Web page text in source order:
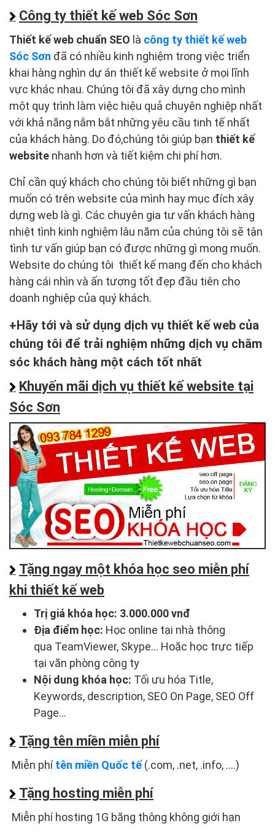
Công ty thiết kế web Sóc Sơn
Thiết kế web chuẩn SEO là công ty thiết kế web
Sóc Sơn đã có nhiều kinh nghiệm trong việc triển
khai hàng nghìn dự án thiết kế website ở mọi lĩnh
vực khác nhau. Chúng tôi đã xây dựng cho mình
một quy trình làm việc hiệu quả chuyên nghiệp nhất
với khả năng nắm bắt những yêu cầu tinh tế nhất
của khách hàng. Do đó,chúng tôi giúp bạn thiết kế
website nhanh hơn và tiết kiệm chi phí hơn.
Chỉ cần quý khách cho chúng tôi biết những gì bạn
muốn có trên website của mình hay mục đích xây
dựng web là gì. Các chuyên gia tư vấn khách hàng
nhiệt tình kinh nghiệm lâu năm của chúng tôi sẽ tận
tình tư vấn giúp bạn có được những gì mong muốn.
Website do chúng tôi thiết kế mang đến cho khách
hàng cái nhìn và ấn tượng tốt đẹp đầu tiên cho
doanh nghiệp của quý khách.
Hãy tới và sử dụng dịch vụ thiết kế web của
chúng tôi để trải nghiệm những dịch vụ chăm
sóc khách hàng một cách tốt nhất
Khuyến mãi dịch vụ thiết kế website tại
Sóc Sơn
Tặng ngay một khóa học seo miễn phí
khi thiết kế web
Trị giá khóa học: 3.000.000 vnđ
Địa điểm học: Học online tại nhà thông
qua TeamViewer, Skype... Hoặc học trực tiếp
tại văn phòng công ty
Nội dung khóa học: Tối ưu hóa Title,
Keywords, description, SEO On Page, SEO Off
Page...
Tặng tên miền miễn phí
Miễn phítên miền Quốc tế(.com, .net, .info, ....)
Tặng hosting miễn phí
Miễn phí hosting 1G băng thông không giới hạn